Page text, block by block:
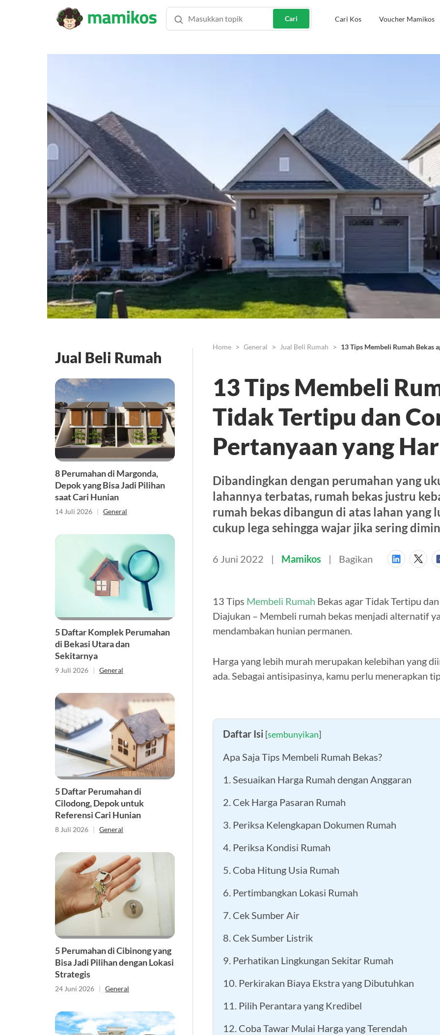
Cari Cari Kos Voucher Mamikos
Jual Beli Rumah
8 Perumahan di Margonda,
Depok yang Bisa Jadi Pilihan
saat Cari Hunian
14 Juli 2026 | General
5 Daftar Komplek Perumahan
di Bekasi Utara dan
Sekitarnya
9 Juli 2026 | General
5 Daftar Perumahan di
Cilodong, Depok untuk
Referensi Cari Hunian
8 Juli 2026 | General
5 Perumahan di Cibinong yang
Bisa Jadi Pilihan dengan Lokasi
Strategis
24 Juni 2026 | General
Home General Jual Beli Rumah 13 Tips Membeli Rumah Bekas
13 Tips Membeli
Tidak Tertipu dan
Pertanyaan yang
Dibandingkan dengan perumahan yang
lahannya terbatas, rumah bekas justru
rumah bekas dibangun di atas lahan yang
cukup lega sehingga wajar jika sering
6 Juni 2022 Mamikos Bagikan
13 Tips Membeli Rumah Bekas agar Tidak Tertipu
Diajukan – Membeli rumah bekas menjadi alternatif
mendambakan hunian permanen.
Harga yang lebih murah merupakan kelebihan yang
ada. Sebagai antisipasinya, kamu perlu menerapkan
Daftar Isi [sembunyikan]
Apa Saja Tips Membeli Rumah Bekas?
1. Sesuaikan Harga Rumah dengan Anggaran
2. Cek Harga Pasaran Rumah
3. Periksa Kelengkapan Dokumen Rumah
4. Periksa Kondisi Rumah
5. Coba Hitung Usia Rumah
6. Pertimbangkan Lokasi Rumah
7. Cek Sumber Air
8. Cek Sumber Listrik
9. Perhatikan Lingkungan Sekitar Rumah
10. Perkirakan Biaya Ekstra yang Dibutuhkan
11. Pilih Perantara yang Kredibel
12. Coba Tawar Mulai Harga yang Terendah